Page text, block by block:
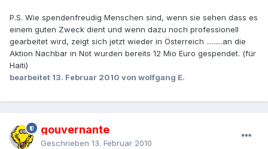
P.S. Wie spendenfreudig Menschen sind, wenn sie sehen dass es
einem guten Zweck dient und wenn dazu noch professionell
gearbeitet wird, zeigt sich jetzt wieder in Österreich .........an die
Aktion Nachbar in Not wurden bereits 12 Mio Euro gespendet. (für
Haiti)
bearbeitet 13. Februar 2010 von wolfgang E.
gouvernante
Geschrieben 13. Februar 2010